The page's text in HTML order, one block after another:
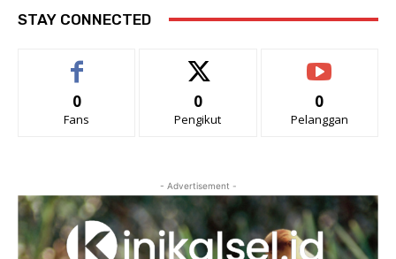
STAY CONNECTED
0
Fans
0
Pengikut
0
Pelanggan
- Advertisement -